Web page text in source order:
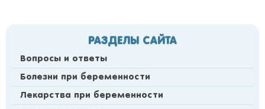
РАЗДЕЛЫ САЙТА
Вопросы и ответы
Болезни при беременности
Лекарства при беременности